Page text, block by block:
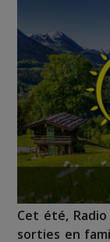
Cet été,
sorties en